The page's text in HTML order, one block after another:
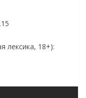
лексика, 18+):